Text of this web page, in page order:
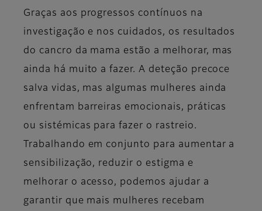
Graças aos progressos contínuos na
investigação e nos cuidados, os resultados
do cancro da mama estão a melhorar, mas
ainda há muito a fazer. A deteção precoce
salva vidas, mas algumas mulheres ainda
enfrentam barreiras emocionais, práticas
ou sistémicas para fazer o rastreio.
Trabalhando em conjunto para aumentar a
sensibilização, reduzir o estigma e
melhorar o acesso, podemos ajudar a
garantir que mais mulheres recebam